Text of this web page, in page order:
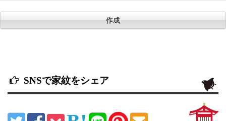
SNSで家紋をシェア